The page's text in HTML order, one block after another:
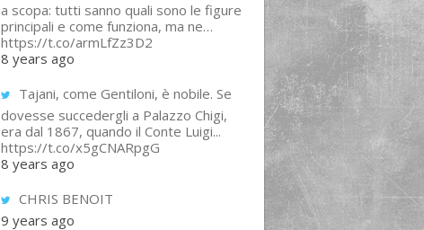
a scopa: tutti sanno quali sono le figure
principali e come funziona, ma ne…
https://t.co/armLfZz3D2
8 years ago
Tajani, come Gentiloni, è nobile. Se
dovesse succedergli a Palazzo Chigi,
era dal 1867, quando il Conte Luigi...
https://t.co/x5gCNARpgG
8 years ago
CHRIS BENOIT
9 years ago